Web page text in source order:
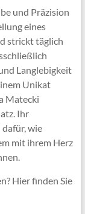
und Präzision
eines
strickt täglich
Langlebigkeit
Unikat
Matecki
Ihr
wie
mit ihrem Herz
Hier finden Sie